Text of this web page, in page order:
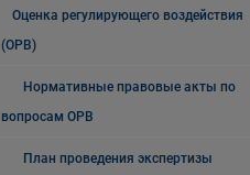
Оценка регулирующего воздействия
(ОРВ)
Нормативные правовые акты по
вопросам ОРВ
План проведения экспертизы